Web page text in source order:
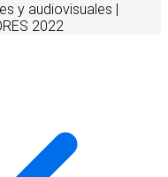
y audiovisuales |
2022